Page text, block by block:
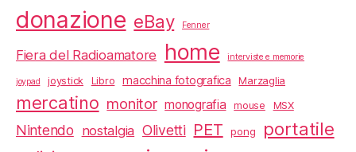
donazione eBay Fenner
Fiera del Radioamatore home interviste e memorie
joypad joystick Libro macchina fotografica Marzaglia
mercatino monitor monografia mouse MSX
Nintendo nostalgia Olivetti PET pong portatile